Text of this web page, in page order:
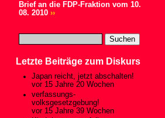
Brief an die FDP-Fraktion vom 10.
08. 2010 ››
Letzte Beiträge zum Diskurs
Japan reicht, jetzt abschalten!
vor 15 Jahre 20 Wochen
verfassungs-
volksgesetzgebung!
vor 15 Jahre 39 Wochen